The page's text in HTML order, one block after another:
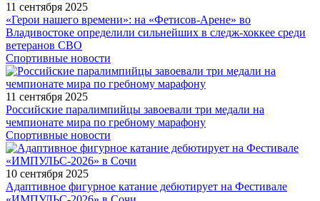
11 сентября 2025
«Герои нашего времени»: на «Фетисов-Арене» во
Владивостоке определили сильнейших в следж-хоккее среди
ветеранов СВО
Спортивные новости
11 сентября 2025
Российские паралимпийцы завоевали три медали на
чемпионате мира по гребному марафону
Спортивные новости
10 сентября 2025
Адаптивное фигурное катание дебютирует на Фестивале